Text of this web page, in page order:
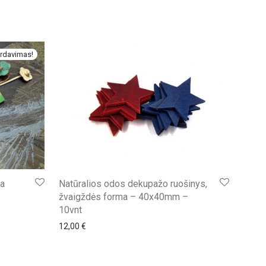
Natūralios odos dekupažo ruošinys,
žvaigždės forma – 40x40mm –
10vnt
12,00 €